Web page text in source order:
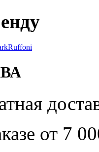
Ruffoni
от 7